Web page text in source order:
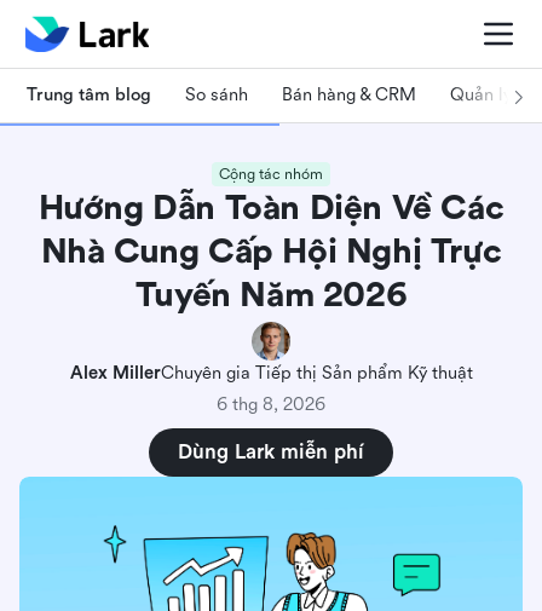
Trung tâm blog So sánh Bán hàng & CRM Quản lý dự
Cộng tác nhóm
Hướng Dẫn Toàn Diện Về Các
Nhà Cung Cấp Hội Nghị Trực
Tuyến Năm 2026
Alex MillerChuyên gia Tiếp thị Sản phẩm Kỹ thuật
6 thg 8, 2026
Dùng Lark miễn phí